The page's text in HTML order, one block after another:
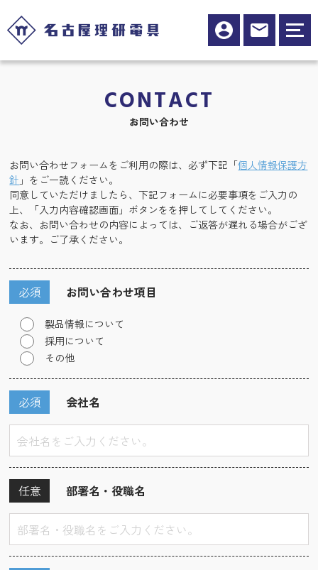
CONTACT
お問い合わせ
お問い合わせフォームをご利用の際は、必ず下記「個人情報保護方
針 」をご一読ください。
同意していただけましたら、下記フォームに必要事項をご入力の
上、「入力内容確認画面」ボタンをを押してしてください。
なお、お問い合わせの内容によっては、ご返答が遅れる場合がござ
います。ご了承ください。
お問い合わせ項目
必須
製品情報について
採用について
その他
会社名
必須
部署名・役職名
任意